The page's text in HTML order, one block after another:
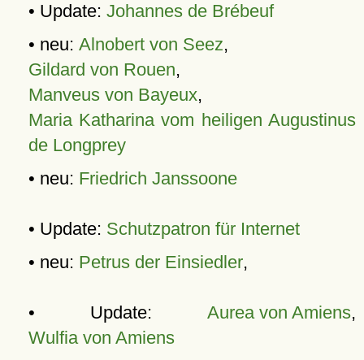
• Update: Johannes de Brébeuf
• neu: Alnobert von Seez,
Gildard von Rouen,
Manveus von Bayeux,
Maria Katharina vom heiligen Augustinus
de Longprey
• neu: Friedrich Janssoone
• Update: Schutzpatron für Internet
• neu: Petrus der Einsiedler,
• Update: Aurea von Amiens,
Wulfia von Amiens